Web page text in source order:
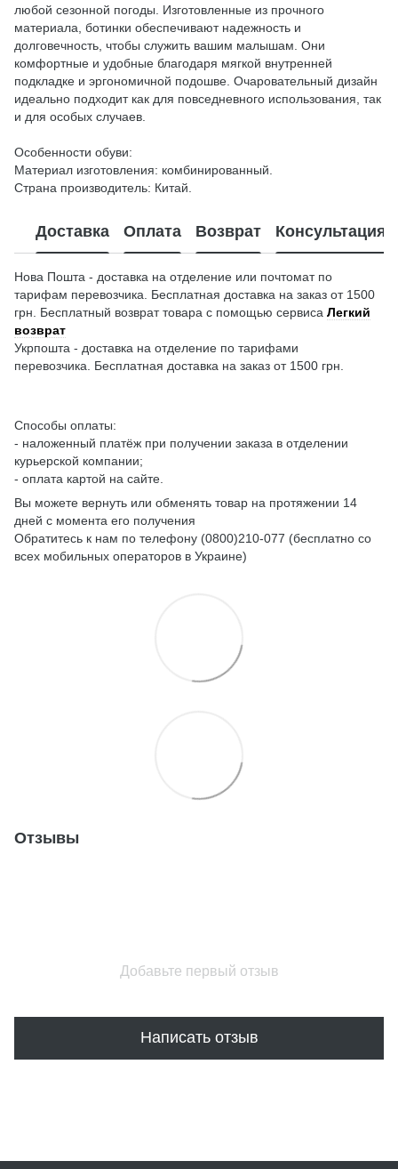
любой сезонной погоды. Изготовленные из прочного
материала, ботинки обеспечивают надежность и
долговечность, чтобы служить вашим малышам. Они
комфортные и удобные благодаря мягкой внутренней
подкладке и эргономичной подошве. Очаровательный дизайн
идеально подходит как для повседневного использования, так
и для особых случаев.
Особенности обуви:
Материал изготовления: комбинированный.
Страна производитель: Китай.
Доставка Оплата Возврат Консультация
Нова Пошта - доставка на отделение или почтомат по
тарифам перевозчика. Бесплатная доставка на заказ от 1500
грн. Бесплатный возврат товара с помощью сервиса Легкий
возврат
Укрпошта - доставка на отделение по тарифами
перевозчика. Бесплатная доставка на заказ от 1500 грн.
Способы оплаты:
- наложенный платёж при получении заказа в отделении
курьерской компании;
- оплата картой на сайте.
Вы можете вернуть или обменять товар на протяжении 14
дней с момента его получения
Обратитесь к нам по телефону (0800)210-077 (бесплатно со
всех мобильных операторов в Украине)
Отзывы
Добавьте первый отзыв
Написать отзыв